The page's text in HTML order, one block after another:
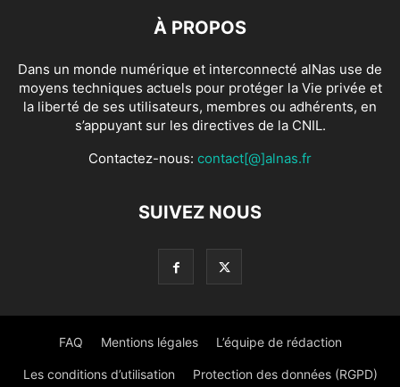
À PROPOS
Dans un monde numérique et interconnecté alNas use de
moyens techniques actuels pour protéger la Vie privée et
la liberté de ses utilisateurs, membres ou adhérents, en
s’appuyant sur les directives de la CNIL.
Contactez-nous: contact[@]alnas.fr
SUIVEZ NOUS
FAQ Mentions légales L’équipe de rédaction
Les conditions d’utilisation Protection des données (RGPD)